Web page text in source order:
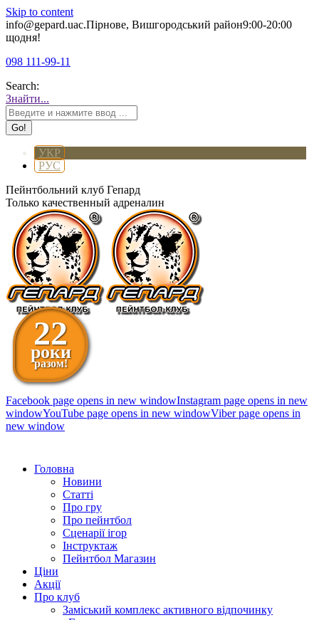
Skip to content
info@gepard.uaс.Пірнове, Вишгородський район9:00-20:00
щодня!
098 111-99-11
Search:
Знайти...
УКР
РУС
Пейнтбольний клуб Гепард
Только качественный адреналин
22
роки
разом!
Facebook page opens in new windowInstagram page opens in new
windowYouTube page opens in new windowViber page opens in
new window
Головна
Новини
Статті
Про гру
Про пейнтбол
Сценарії ігор
Інструктаж
Пейнтбол Магазин
Ціни
Акції
Про клуб
Заміський комплекс активного відпочинку